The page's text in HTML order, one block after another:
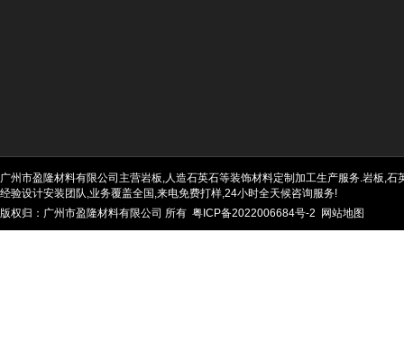
广州市盈隆材料有限公司主营岩板,人造石英石等装饰材料定制加工生产服务.岩板,
经验设计安装团队,业务覆盖全国,来电免费打样,24小时全天候咨询服务!
版权归：广州市盈隆材料有限公司 所有 粤ICP备2022006684号-2 网站地图